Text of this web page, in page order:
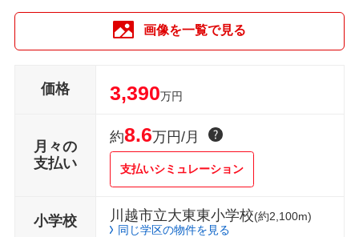
画像を一覧で見る
価格 3,390万円
月々の
支払い
約8.6万円/月
支払いシミュレーション
小学校 川越市立大東東小学校(約2,100m)
同じ学区の物件を見る